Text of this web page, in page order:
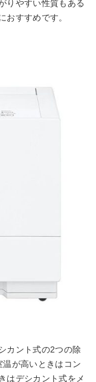
りやすい性質もある
おすすめです。
カント式の2つの除
が高いときはコン
はデシカント式をメ